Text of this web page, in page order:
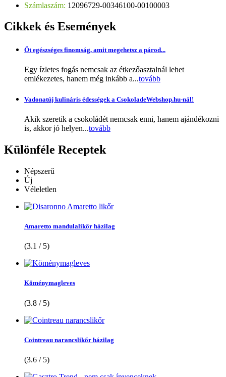
Számlaszám: 12096729-00346100-00100003
Cikkekés Események
Öt egészséges finomság, amit megehetsz a párod...
Egy ízletes fogás nemcsak az étkezőasztalnál lehet
emlékezetes, hanem még inkább a...tovább
Vadonatúj kulináris édességek a CsokoladeWebshop.hu-nál!
Akik szeretik a csokoládét nemcsak enni, hanem ajándékozni
is, akkor jó helyen...tovább
Különféle Receptek
Népszerű
Új
Véleletlen
Amaretto mandulalikőr házilag
(3.1 / 5)
Köménymagleves
(3.8 / 5)
Cointreau narancslikőr házilag
(3.6 / 5)